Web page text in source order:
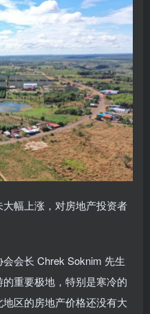
幅上涨，对房地产投资者
会长 Chrek Soknim 先生
重要极地，特别是寒冷的
区的房地产价格还没有大